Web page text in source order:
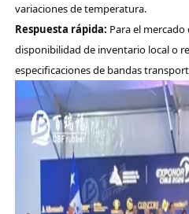
variaciones de temperatura.
Respuesta rápida: Para el mercado
disponibilidad de inventario local o
especificaciones de bandas